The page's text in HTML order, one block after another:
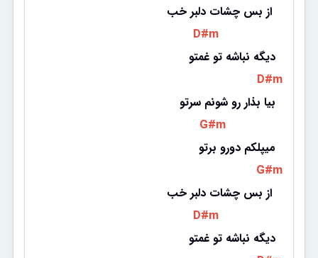
از بس چشات دلبر خب
D#m
دیگه نباشه تو غمتو
D#m
بیا بذار رو شونم سرتو
G#m
میپلکم دورو برتو
G#m
از بس چشات دلبر خب
D#m
دیگه نباشه تو غمتو